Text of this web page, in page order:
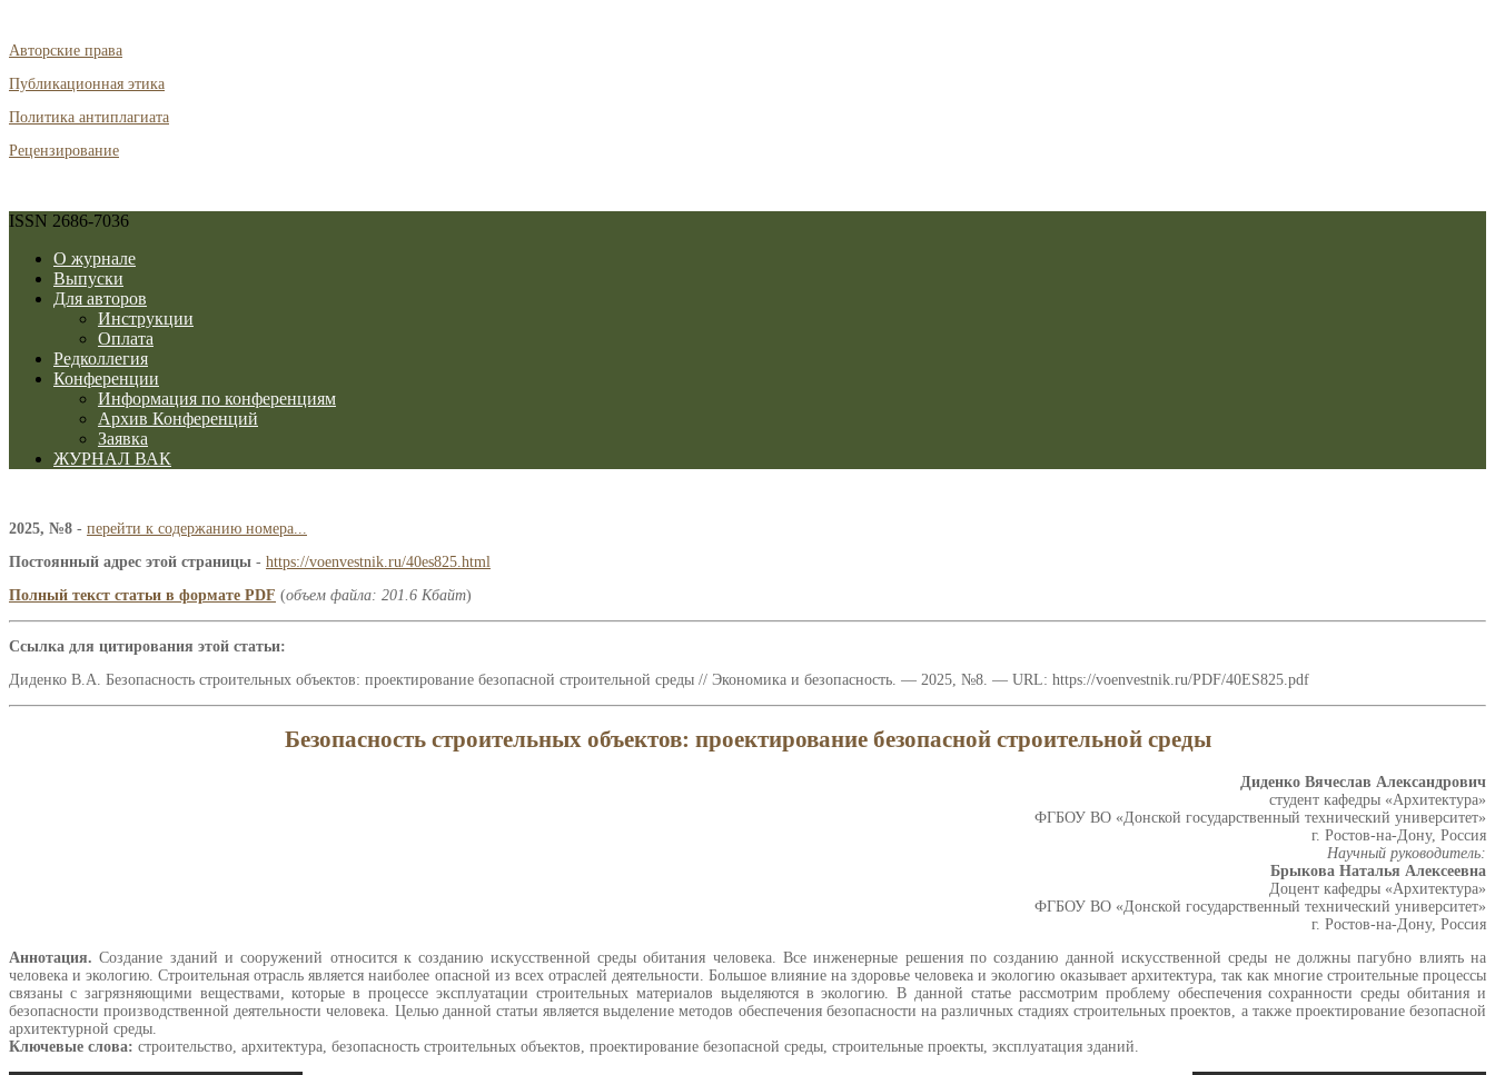
Авторские права
Публикационная этика
Политика антиплагиата
Рецензирование
ISSN 2686-7036
О журнале
Выпуски
Для авторов
Инструкции
Оплата
Редколлегия
Конференции
Информация по конференциям
Архив Конференций
Заявка
ЖУРНАЛ ВАК
2025, №8 - перейти к содержанию номера...
Постоянный адрес этой страницы - https://voenvestnik.ru/40es825.html
Полный текст статьи в формате PDF (объем файла: 201.6 Кбайт)
Ссылка для цитирования этой статьи:
Диденко В.А. Безопасность строительных объектов: проектирование безопасной строительной среды // Экономика и безопасность. — 2025, №8. — URL: https://voenvestnik.ru/PDF/40ES825.pdf
Безопасность строительных объектов: проектирование безопасной строительной среды
Диденко Вячеслав Александрович
студент кафедры «Архитектура»
ФГБОУ ВО «Донской государственный технический университет»
г. Ростов-на-Дону, Россия
Научный руководитель:
Брыкова Наталья Алексеевна
Доцент кафедры «Архитектура»
ФГБОУ ВО «Донской государственный технический университет»
г. Ростов-на-Дону, Россия
Аннотация. Создание зданий и сооружений относится к созданию искусственной среды обитания человека. Все инженерные решения по созданию данной искусственной среды не должны пагубно влиять на
человека и экологию. Строительная отрасль является наиболее опасной из всех отраслей деятельности. Большое влияние на здоровье человека и экологию оказывает архитектура, так как многие строительные процессы
связаны с загрязняющими веществами, которые в процессе эксплуатации строительных материалов выделяются в экологию. В данной статье рассмотрим проблему обеспечения сохранности среды обитания и
безопасности производственной деятельности человека. Целью данной статьи является выделение методов обеспечения безопасности на различных стадиях строительных проектов, а также проектирование безопасной
архитектурной среды.
Ключевые слова: строительство, архитектура, безопасность строительных объектов, проектирование безопасной среды, строительные проекты, эксплуатация зданий.